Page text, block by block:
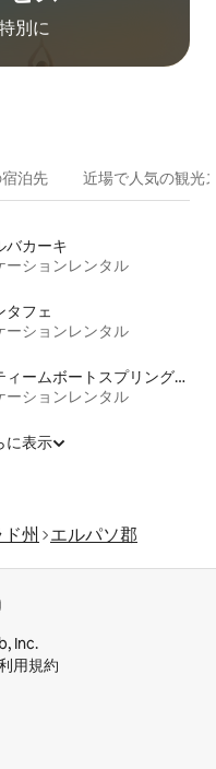
別⁠に
泊⁠先 近場で人気の観光
バカーキ
ーションレンタル
タフェ
ーションレンタル
スティームボートスプリングス
ーションレンタル
に表示
州
エルパソ郡
Inc.
用規約